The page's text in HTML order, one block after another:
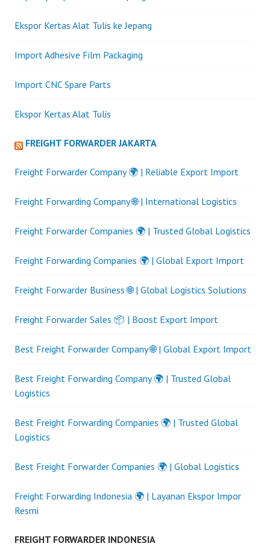
Ekspor Kertas Alat Tulis ke Jepang
Import Adhesive Film Packaging
Import CNC Spare Parts
Ekspor Kertas Alat Tulis
FREIGHT FORWARDER JAKARTA
Freight Forwarder Company 🌍 | Reliable Export Import
Freight Forwarding Company 🌐 | International Logistics
Freight Forwarder Companies 🌍 | Trusted Global Logistics
Freight Forwarding Companies 🌍 | Global Export Import
Freight Forwarder Business 🌐 | Global Logistics Solutions
Freight Forwarder Sales 📦 | Boost Export Import
Best Freight Forwarder Company 🌐 | Global Export Import
Best Freight Forwarding Company 🌍 | Trusted Global
Logistics
Best Freight Forwarding Companies 🌍 | Trusted Global
Logistics
Best Freight Forwarder Companies 🌍 | Global Logistics
Freight Forwarding Indonesia 🌍 | Layanan Ekspor Impor
Resmi
FREIGHT FORWARDER INDONESIA